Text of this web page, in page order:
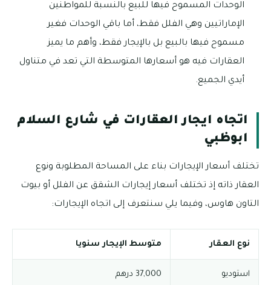
الوحدات المسموح فيها للبيع بالنسبة للمواطنين
الإماراتيين وهي الفلل فقط، أما باقي الوحدات فغير
مسموح فيها بالبيع بل بالإيجار فقط، وأهم ما يميز
العقارات فيه هو أسعارها المتوسطة التي تعد في متناول
أيدي الجميع.
اتجاه ايجار العقارات في شارع السلام
ابوظبي
تختلف أسعار الإيجارات بناء على المساحة المطلوبة ونوع
العقار ذاته إذ تختلف أسعار إيجارات الشقق عن الفلل أو بيوت
التاون هاوس، وفيما يلي سنتعرف إلى اتجاه الإيجارات:
نوع العقار متوسط الإيجار سنويا
استوديو 37,000 درهم